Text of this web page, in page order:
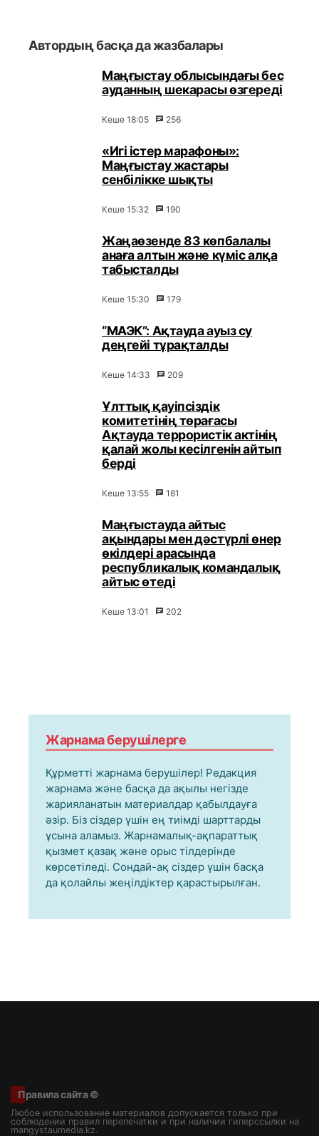
Автордың басқа да жазбалары
Маңғыстау облысындағы бес
ауданның шекарасы өзгереді
Кеше 18:05 256
«Игі істер марафоны»:
Маңғыстау жастары
сенбілікке шықты
Кеше 15:32 190
Жаңаөзенде 83 көпбалалы
анаға алтын және күміс алқа
табысталды
Кеше 15:30 179
“МАЭК”: Ақтауда ауыз су
деңгейі тұрақталды
Кеше 14:33 209
Ұлттық қауіпсіздік
комитетінің төрағасы
Ақтауда террористік актінің
қалай жолы кесілгенін айтып
берді
Кеше 13:55 181
Маңғыстауда айтыс
ақындары мен дәстүрлі өнер
өкілдері арасында
республикалық командалық
айтыс өтеді
Кеше 13:01 202
Жарнама берушілерге
Құрметті жарнама берушілер! Редакция
жарнама және басқа да ақылы негізде
жарияланатын материалдар қабылдауға
әзір. Біз сіздер үшін ең тиімді шарттарды
ұсына аламыз. Жарнамалық-ақпараттық
қызмет қазақ және орыс тілдерінде
көрсетіледі. Сондай-ақ сіздер үшін басқа
да қолайлы жеңілдіктер қарастырылған.
Правила сайта ©
Любое использование материалов допускается только при
соблюдении правил перепечатки и при наличии гиперссылки на
mangystaumedia.kz.